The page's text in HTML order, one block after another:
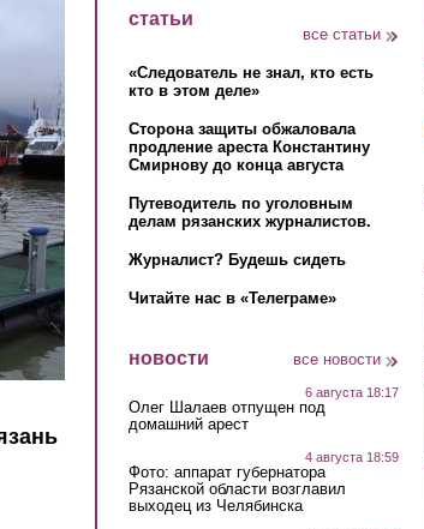
статьи
все статьи
«Следователь не знал, кто есть
кто в этом деле»
Сторона защиты обжаловала
продление ареста Константину
Смирнову до конца августа
Путеводитель по уголовным
делам рязанских журналистов.
Журналист? Будешь сидеть
Читайте нас в «Телеграме»
новости все новости
6 августа 18:17
Олег Шалаев отпущен под
домашний арест
4 августа 18:59
Фото: аппарат губернатора
Рязанской области возглавил
выходец из Челябинска